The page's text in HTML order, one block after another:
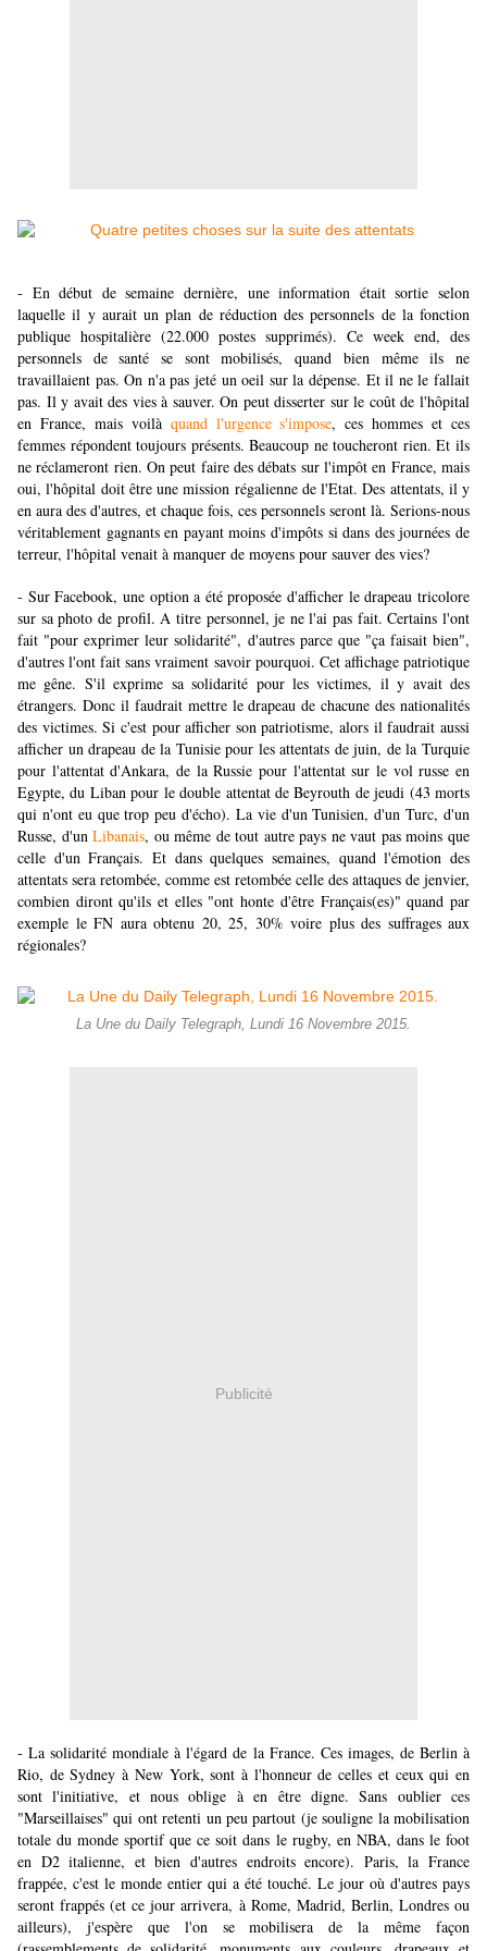
- En début de semaine dernière, une information était sortie selon
laquelle il y aurait un plan de réduction des personnels de la fonction
publique hospitalière (22.000 postes supprimés). Ce week end, des
personnels de santé se sont mobilisés, quand bien même ils ne
travaillaient pas. On n'a pas jeté un oeil sur la dépense. Et il ne le fallait
pas. Il y avait des vies à sauver. On peut disserter sur le coût de l'hôpital
en France, mais voilà quand l'urgence s'impose, ces hommes et ces
femmes répondent toujours présents. Beaucoup ne toucheront rien. Et ils
ne réclameront rien. On peut faire des débats sur l'impôt en France, mais
oui, l'hôpital doit être une mission régalienne de l'Etat. Des attentats, il y
en aura des d'autres, et chaque fois, ces personnels seront là. Serions-nous
véritablement gagnants en payant moins d'impôts si dans des journées de
terreur, l'hôpital venait à manquer de moyens pour sauver des vies?
- Sur Facebook, une option a été proposée d'afficher le drapeau tricolore
sur sa photo de profil. A titre personnel, je ne l'ai pas fait. Certains l'ont
fait "pour exprimer leur solidarité", d'autres parce que "ça faisait bien",
d'autres l'ont fait sans vraiment savoir pourquoi. Cet affichage patriotique
me gêne. S'il exprime sa solidarité pour les victimes, il y avait des
étrangers. Donc il faudrait mettre le drapeau de chacune des nationalités
des victimes. Si c'est pour afficher son patriotisme, alors il faudrait aussi
afficher un drapeau de la Tunisie pour les attentats de juin, de la Turquie
pour l'attentat d'Ankara, de la Russie pour l'attentat sur le vol russe en
Egypte, du Liban pour le double attentat de Beyrouth de jeudi (43 morts
qui n'ont eu que trop peu d'écho). La vie d'un Tunisien, d'un Turc, d'un
Russe, d'unLibanais, ou même de tout autre pays ne vaut pas moins que
celle d'un Français. Et dans quelques semaines, quand l'émotion des
attentats sera retombée, comme est retombée celle des attaques de jenvier,
combien diront qu'ils et elles "ont honte d'être Français(es)" quand par
exemple le FN aura obtenu 20, 25, 30% voire plus des suffrages aux
régionales?
La Une du Daily Telegraph, Lundi 16 Novembre 2015.
Publicité
- La solidarité mondiale à l'égard de la France. Ces images, de Berlin à
Rio, de Sydney à New York, sont à l'honneur de celles et ceux qui en
sont l'initiative, et nous oblige à en être digne. Sans oublier ces
"Marseillaises" qui ont retenti un peu partout (je souligne la mobilisation
totale du monde sportif que ce soit dans le rugby, en NBA, dans le foot
en D2 italienne, et bien d'autres endroits encore). Paris, la France
frappée, c'est le monde entier qui a été touché. Le jour où d'autres pays
seront frappés (et ce jour arrivera, à Rome, Madrid, Berlin, Londres ou
ailleurs), j'espère que l'on se mobilisera de la même façon